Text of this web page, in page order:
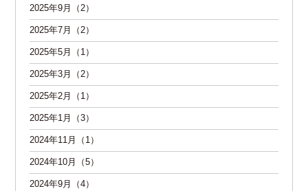
2025年9月（2）
2025年7月（2）
2025年5月（1）
2025年3月（2）
2025年2月（1）
2025年1月（3）
2024年11月（1）
2024年10月（5）
2024年9月（4）